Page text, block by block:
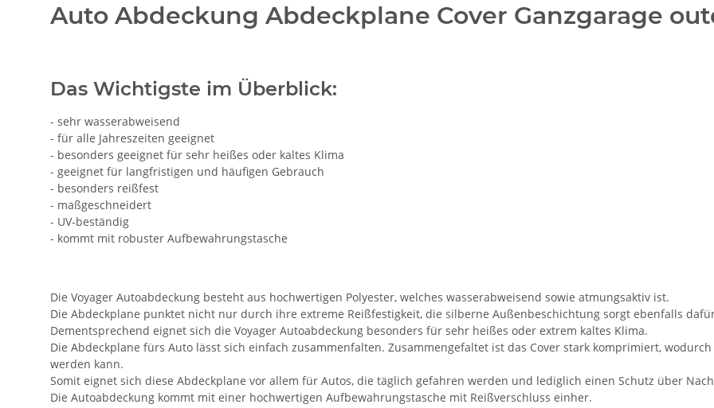
Auto Abdeckung Abdeckplane Cover Ganzgarage
Das Wichtigste im Überblick:
- sehr wasserabweisend
- für alle Jahreszeiten geeignet
- besonders geeignet für sehr heißes oder kaltes Klima
- geeignet für langfristigen und häufigen Gebrauch
- besonders reißfest
- maßgeschneidert
- UV-beständig
- kommt mit robuster Aufbewahrungstasche
Die Voyager Autoabdeckung besteht aus hochwertigen Polyester, welches wasserabweisend sowie atmungsaktiv ist.
Die Abdeckplane punktet nicht nur durch ihre extreme Reißfestigkeit, die silberne Außenbeschichtung sorgt ebenfalls
Dementsprechend eignet sich die Voyager Autoabdeckung besonders für sehr heißes oder extrem kaltes Klima.
Die Abdeckplane fürs Auto lässt sich einfach zusammenfalten. Zusammengefaltet ist das Cover stark komprimiert,
werden kann.
Somit eignet sich diese Abdeckplane vor allem für Autos, die täglich gefahren werden und lediglich einen Schutz über
Die Autoabdeckung kommt mit einer hochwertigen Aufbewahrungstasche mit Reißverschluss einher.